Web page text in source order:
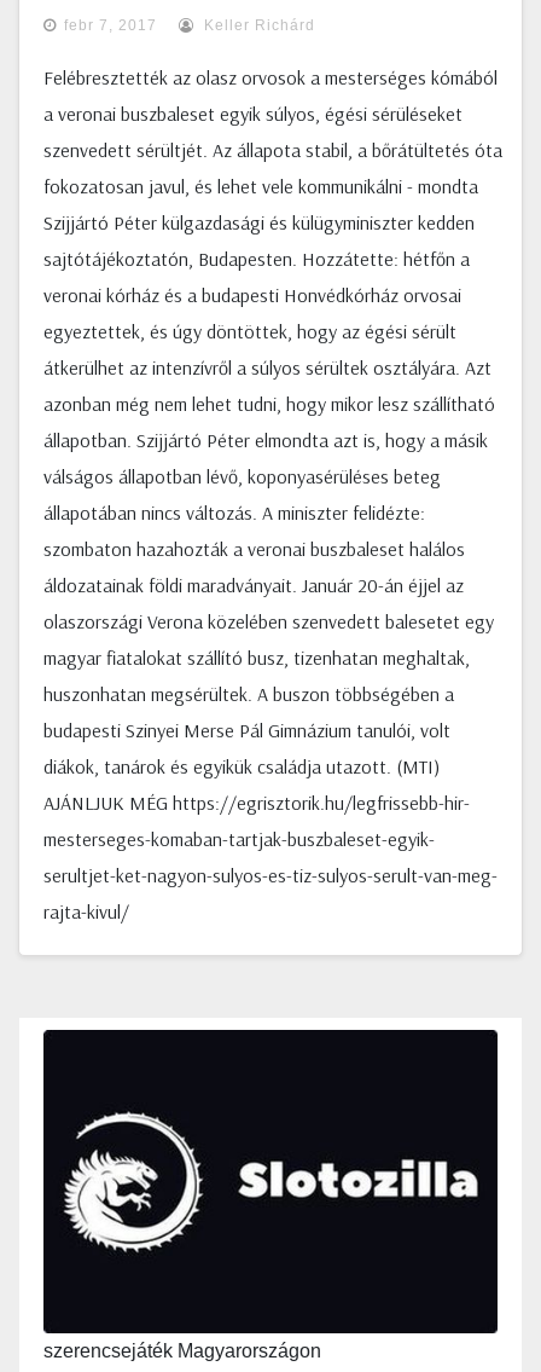
febr 7, 2017 Keller Richárd
Felébresztették az olasz orvosok a mesterséges kómából
a veronai buszbaleset egyik súlyos, égési sérüléseket
szenvedett sérültjét. Az állapota stabil, a bőrátültetés óta
fokozatosan javul, és lehet vele kommunikálni - mondta
Szijjártó Péter külgazdasági és külügyminiszter kedden
sajtótájékoztatón, Budapesten. Hozzátette: hétfőn a
veronai kórház és a budapesti Honvédkórház orvosai
egyeztettek, és úgy döntöttek, hogy az égési sérült
átkerülhet az intenzívről a súlyos sérültek osztályára. Azt
azonban még nem lehet tudni, hogy mikor lesz szállítható
állapotban. Szijjártó Péter elmondta azt is, hogy a másik
válságos állapotban lévő, koponyasérüléses beteg
állapotában nincs változás. A miniszter felidézte:
szombaton hazahozták a veronai buszbaleset halálos
áldozatainak földi maradványait. Január 20-án éjjel az
olaszországi Verona közelében szenvedett balesetet egy
magyar fiatalokat szállító busz, tizenhatan meghaltak,
huszonhatan megsérültek. A buszon többségében a
budapesti Szinyei Merse Pál Gimnázium tanulói, volt
diákok, tanárok és egyikük családja utazott. (MTI)
AJÁNLJUK MÉG https://egrisztorik.hu/legfrissebb-hir-
mesterseges-komaban-tartjak-buszbaleset-egyik-
serultjet-ket-nagyon-sulyos-es-tiz-sulyos-serult-van-meg-
rajta-kivul/
szerencsejáték Magyarországon